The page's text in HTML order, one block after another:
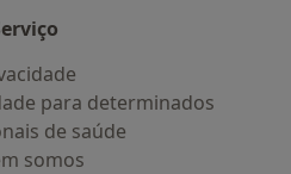
para determinados
de saúde
somos